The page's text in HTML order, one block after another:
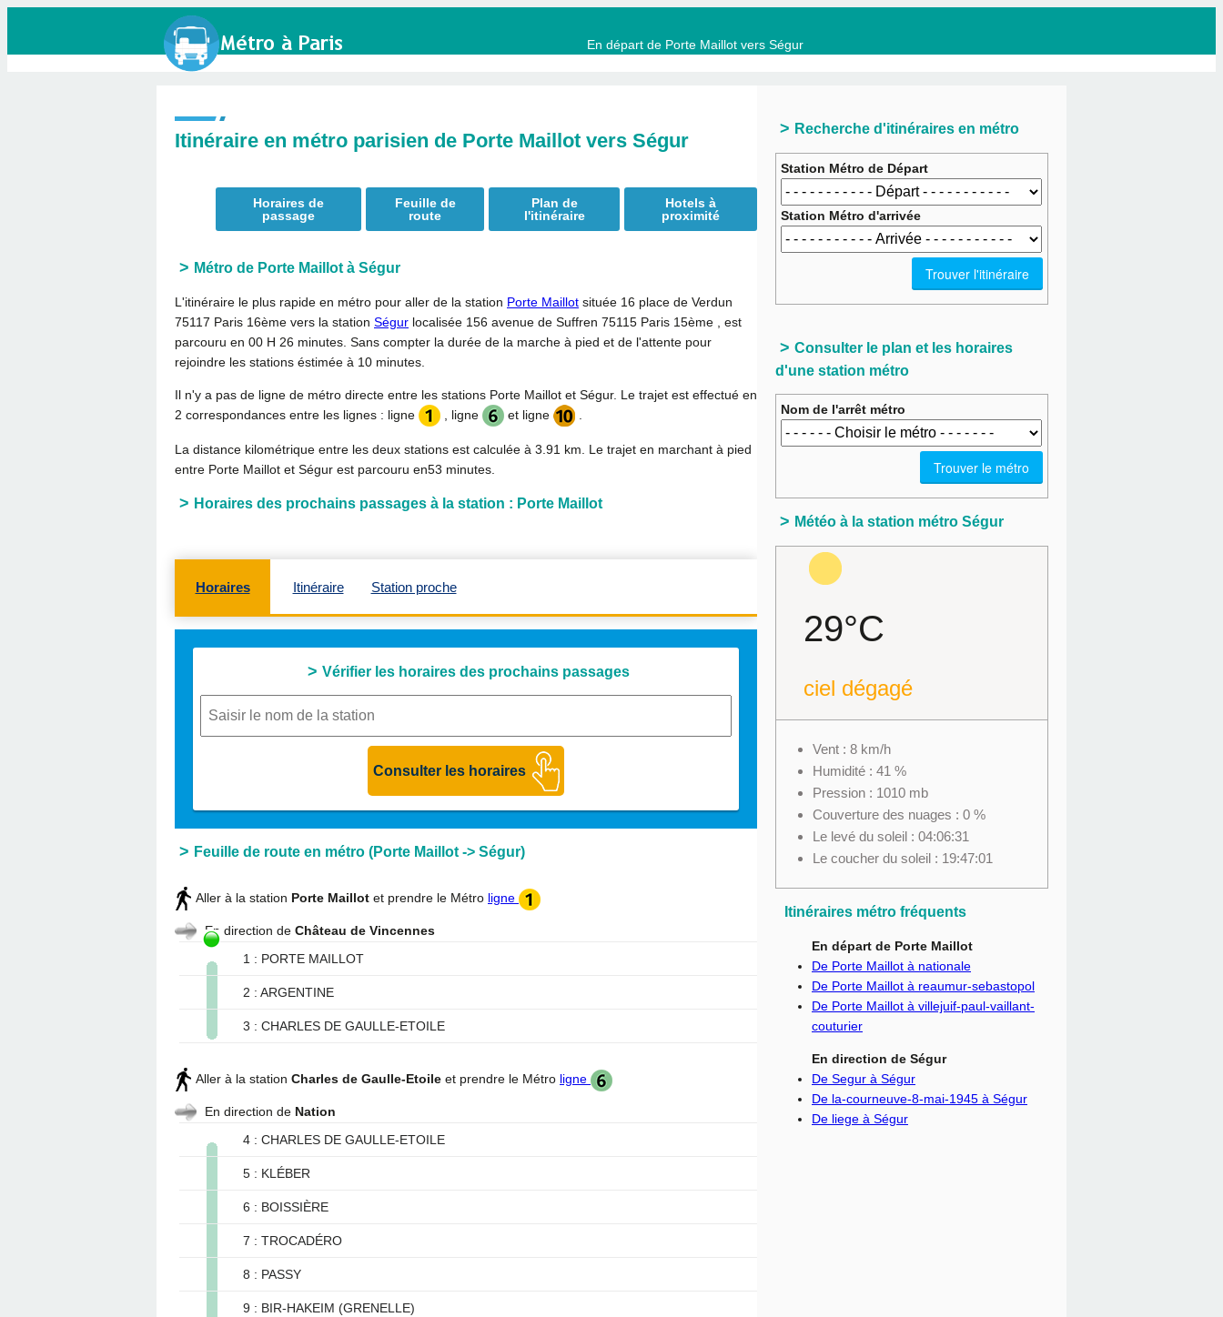
En départ de Porte Maillot vers Ségur
Itinéraire en métro parisien de Porte Maillot vers Ségur
Horaires de
passage
Feuille de
route
Plan de
l'itinéraire
Hotels à
proximité
Métro de Porte Maillot à Ségur
L'itinéraire le plus rapide en métro pour aller de la station Porte Maillot située 16 place de Verdun
75117 Paris 16ème vers la station Ségur localisée 156 avenue de Suffren 75115 Paris 15ème , est
parcouru en 00 H 26 minutes . Sans compter la durée de la marche à pied et de l'attente pour
rejoindre les stations éstimée à 10 minutes.
Il n'y a pas de ligne de métro directe entre les stations Porte Maillot et Ségur. Le trajet est effectué en
2 correspondances entre les lignes : ligne
, ligne et ligne
La distance kilométrique entre les deux stations est calculée à 3.91 km . Le trajet en marchant à pied
entre Porte Maillot et Ségur est parcouru en53 minutes
Horaires des prochains passages à la station : Porte Maillot
Horaires Itinéraire Station proche
Vérifier les horaires des prochains passages
Feuille de route en métro (Porte Maillot -> Ségur)
Aller à la station Porte Maillot et prendre le Métro ligne
En direction de Château de Vincennes
1 : PORTE MAILLOT
2 : ARGENTINE
3 : CHARLES DE GAULLE-ETOILE
Aller à la station Charles de Gaulle-Etoile et prendre le Métro ligne
En direction de Nation
4 : CHARLES DE GAULLE-ETOILE
5 : KLÉBER
6 : BOISSIÈRE
7 : TROCADÉRO
8 : PASSY
9 : BIR-HAKEIM (GRENELLE)
Recherche d'itinéraires en métro
Station Métro de Départ
Station Métro d'arrivée
Consulter le plan et les horaires
d'une station métro
Nom de l'arrêt métro
Météo à la station métro Ségur
29°C
ciel dégagé
Vent : 8 km/h
Humidité : 41 %
Pression : 1010 mb
Couverture des nuages : 0 %
Le levé du soleil : 04:06:31
Le coucher du soleil : 19:47:01
Itinéraires métro fréquents
En départ de Porte Maillot
De Porte Maillot à nationale
De Porte Maillot à reaumur-sebastopol
De Porte Maillot à villejuif-paul-vaillant-
couturier
En direction de Ségur
De Segur à Ségur
De la-courneuve-8-mai-1945 à Ségur
De liege à Ségur